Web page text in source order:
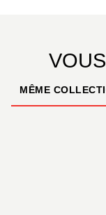
MÊME